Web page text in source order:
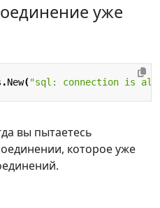
уже
.New("sql: connection is
вы пытаетесь
которое уже